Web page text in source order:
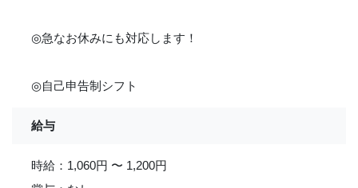
◎急なお休みにも対応します！
◎自己申告制シフト
給与
時給：1,060円 〜 1,200円